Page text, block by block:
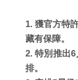
1. 獲官方特
藏有保障。
2. 特別推出
排。